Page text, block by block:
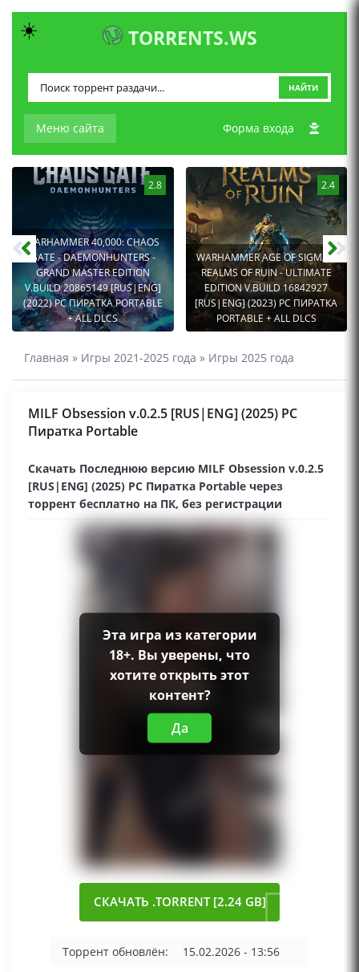
TORRENTS.WS
Меню сайта
НАЙТИ
Форма входа
2.8
WARHAMMER 40,000: CHAOS
GATE - DAEMONHUNTERS -
GRAND MASTER EDITION
V.BUILD 20865149 [RUS|ENG]
(2022) PC ПИРАТКА PORTABLE
+ ALL DLCS
2.4
WARHAMMER AGE OF SIGMAR:
REALMS OF RUIN - ULTIMATE
EDITION V.BUILD 16842927
[RUS|ENG] (2023) PC ПИРАТКА
PORTABLE + ALL DLCS
Главная » Игры 2021-2025 года » Игры 2025 года
MILF Obsession v.0.2.5 [RUS|ENG] (2025) PC
Пиратка Portable
Скачать Последнюю версию MILF Obsession v.0.2.5
[RUS|ENG] (2025) PC Пиратка Portable через
торрент бесплатно на ПК, без регистрации
СКАЧАТЬ .TORRENT [2.24 GB]
Эта игра из категории
18+. Вы уверены, что
хотите открыть этот
контент?
Да
Торрент обновлён:
15.02.2026 - 13:56
☀️